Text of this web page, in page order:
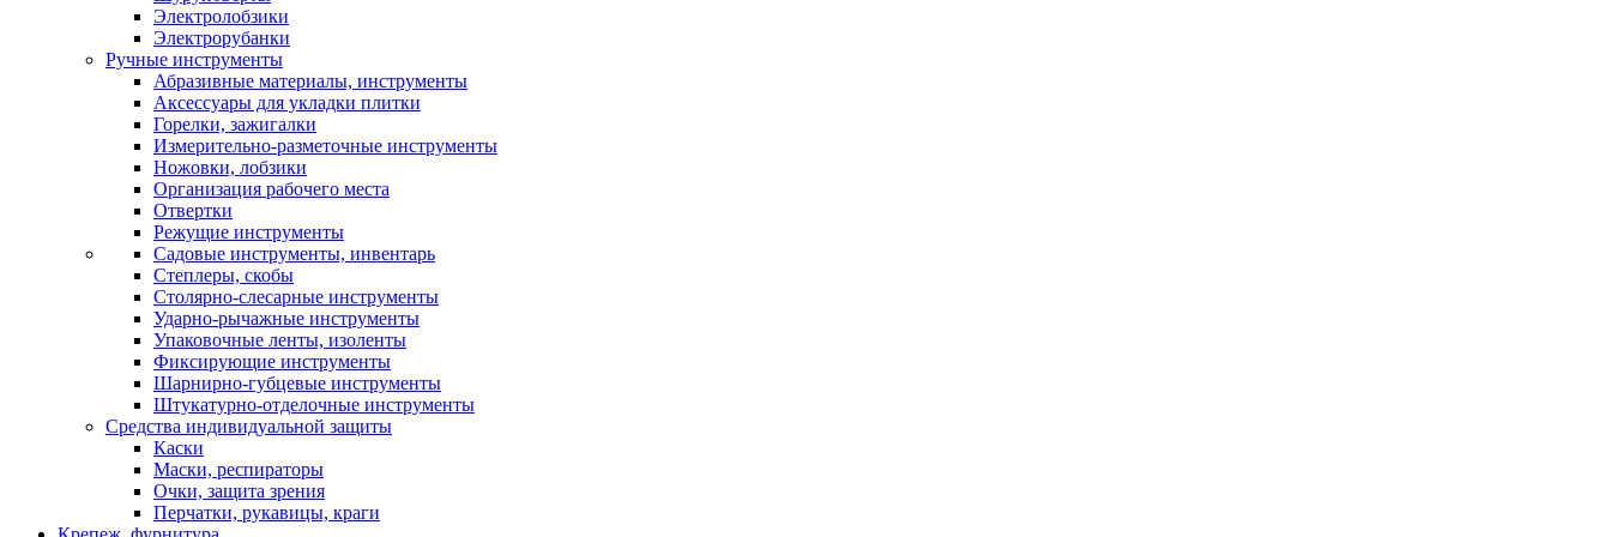
Электролобзики
Электрорубанки
Ручные инструменты
Абразивные материалы, инструменты
Аксессуары для укладки плитки
Горелки, зажигалки
Измерительно-разметочные инструменты
Ножовки, лобзики
Организация рабочего места
Отвертки
Режущие инструменты
Садовые инструменты, инвентарь
Степлеры, скобы
Столярно-слесарные инструменты
Ударно-рычажные инструменты
Упаковочные ленты, изоленты
Фиксирующие инструменты
Шарнирно-губцевые инструменты
Штукатурно-отделочные инструменты
Средства индивидуальной защиты
Каски
Маски, респираторы
Очки, защита зрения
Перчатки, рукавицы, краги